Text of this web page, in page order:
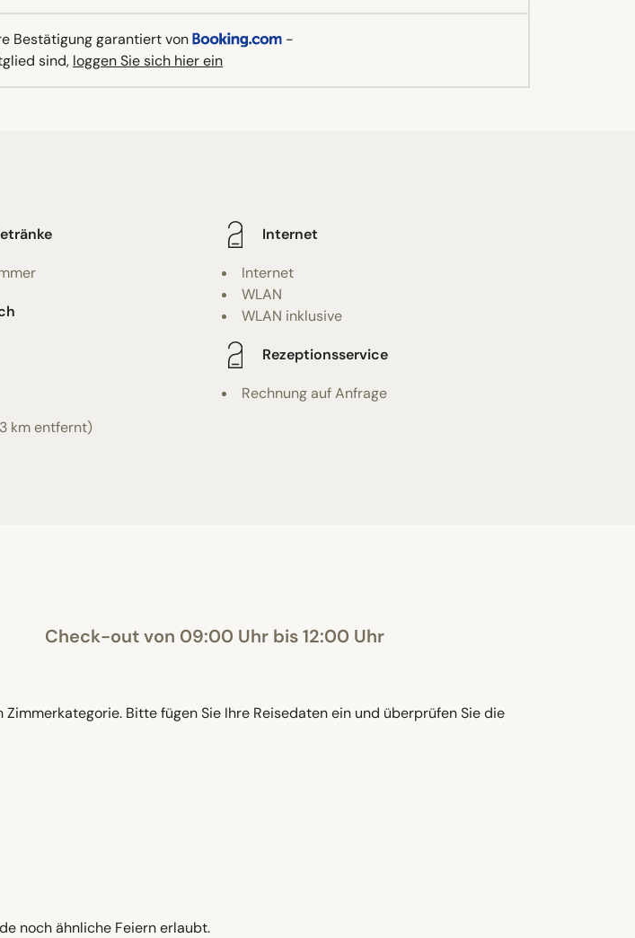
Bestätigung garantiert von
-
sind, loggen Sie sich hier ein
km entfernt)
Internet
Internet
WLAN
WLAN inklusive
Rezeptionsservice
Rechnung auf Anfrage
Check-out von 09:00 Uhr bis 12:00 Uhr
Bitte fügen Sie Ihre Reisedaten ein und überprüfen Sie die
noch ähnliche Feiern erlaubt.